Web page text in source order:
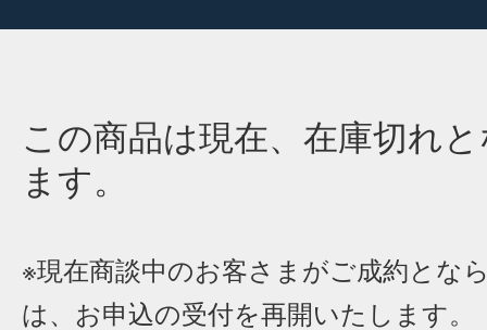
この商品は現在、在庫切れ
ます。
※現在商談中のお客さまがご成約とな
は、お申込の受付を再開いたします。